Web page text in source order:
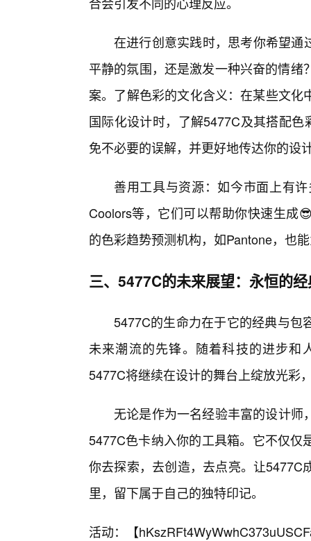
在进行创意实践时，思考你希望
平静的氛围，还是激发一种兴奋的情
案。了解色彩的文化含义：在某些文
国际化设计时，了解5477C及其搭配
免不必要的误解，并更好地传达你的设
善用工具与资源：如今市面上有
Coolors等，它们可以帮助你快速生成
的色彩趋势预测机构，如Pantone，也
三、5477C的未来展望：永恒的
5477C的生命力在于它的经典与包
未来潮流的先锋。随着科技的进步和
5477C将继续在设计的舞台上绽放光彩
无论是作为一名经验丰富的设计
5477C色卡纳入你的工具箱。它不仅
你去探索，去创造，去点亮。让
里，留下属于自己的独特印记。
活动：【